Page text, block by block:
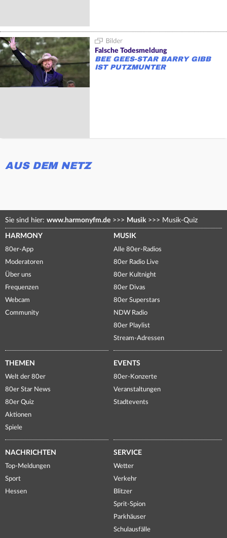
Falsche Todesmeldung
BEE GEES-STAR BARRY GIBB
IST PUTZMUNTER
AUS DEM NETZ
Sie sind hier: www.harmonyfm.de >>> Musik >>> Musik-Quiz
HARMONY
80er-App
Moderatoren
Über uns
Frequenzen
Webcam
Community
MUSIK
Alle 80er-Radios
80er Radio Live
80er Kultnight
80er Divas
80er Superstars
NDW Radio
80er Playlist
Stream-Adressen
THEMEN
Welt der 80er
80er Star News
80er Quiz
Aktionen
Spiele
EVENTS
80er-Konzerte
Veranstaltungen
Stadtevents
NACHRICHTEN
Top-Meldungen
Sport
Hessen
SERVICE
Wetter
Verkehr
Blitzer
Sprit-Spion
Parkhäuser
Schulausfälle